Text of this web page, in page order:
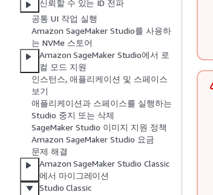
신뢰할 수 있는 ID 전파
공통 UI 작업 실행
Amazon SageMaker Studio를 사용하
는 NVMe 스토어
Amazon SageMaker Studio에서 로
컬 모드 지원
인스턴스, 애플리케이션 및 스페이스
보기
애플리케이션과 스페이스를 실행하는
Studio 중지 또는 삭제
SageMaker Studio 이미지 지원 정책
Amazon SageMaker Studio 요금
문제 해결
Amazon SageMaker Studio Classic
에서 마이그레이션
Studio Classic